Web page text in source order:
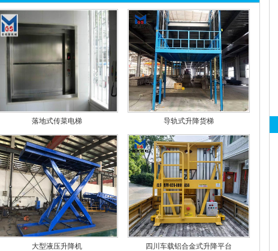
落地式传菜电梯 导轨式升降货梯
大型液压升降机 四川车载铝合金式升降平台